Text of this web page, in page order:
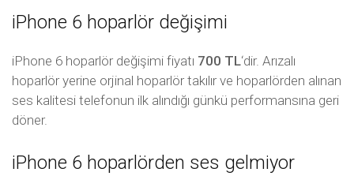
iPhone 6 hoparlör değişimi
iPhone 6 hoparlör değişimi fiyatı 700 TL‘dir. Arızalı
hoparlör yerine orjinal hoparlör takılır ve hoparlörden alınan
ses kalitesi telefonun ilk alındığı günkü performansına geri
döner.
iPhone 6 hoparlörden ses gelmiyor